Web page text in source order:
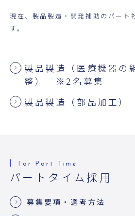
お問い合わせ
現在、製品製造・開発補助のパート
す。
製品製造（医療機器の
整） ※2名募集
製品製造（部品加工）
パートタイム採用
募集要項・選考方法